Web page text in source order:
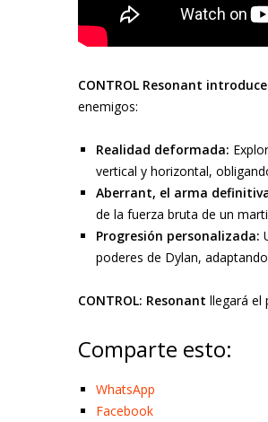
CONTROL Resonant
enemigos:
Realidad deformada:
vertical y horizontal,
Aberrant, el arma
de la fuerza bruta de un
Progresión personalizada:
poderes de Dylan,
CONTROL: Resonant llegará el
Comparte esto:
WhatsApp
Facebook